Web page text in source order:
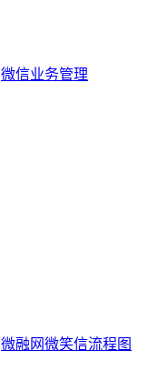
微信业务管理
微融网微笑信流程图